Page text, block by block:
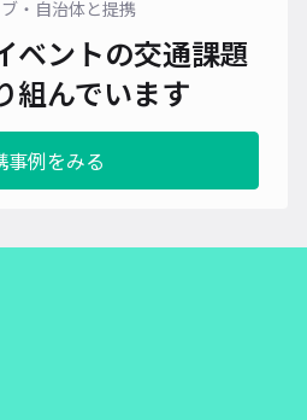
・自治体と提携
ベントの交通課題
組んでいます
事例をみる